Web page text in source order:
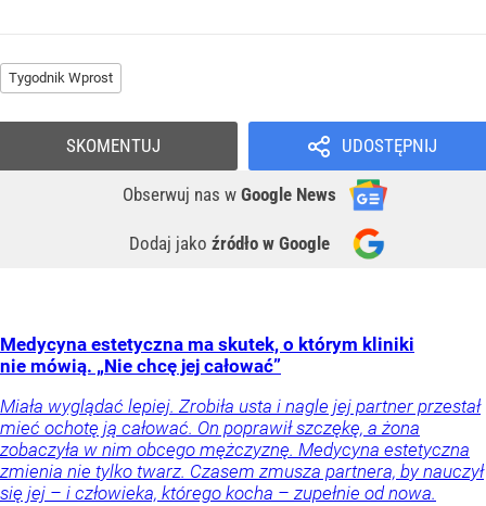
Tygodnik Wprost
UDOSTĘPNIJ
Obserwuj nas w Google News
Dodaj jako źródło w Google
SKOMENTUJ
Medycyna estetyczna ma skutek, o którym kliniki
nie mówią. „Nie chcę jej całować”
Miała wyglądać lepiej. Zrobiła usta i nagle jej partner przestał
mieć ochotę ją całować. On poprawił szczękę, a żona
zobaczyła w nim obcego mężczyznę. Medycyna estetyczna
zmienia nie tylko twarz. Czasem zmusza partnera, by nauczył
się jej – i człowieka, którego kocha – zupełnie od nowa.